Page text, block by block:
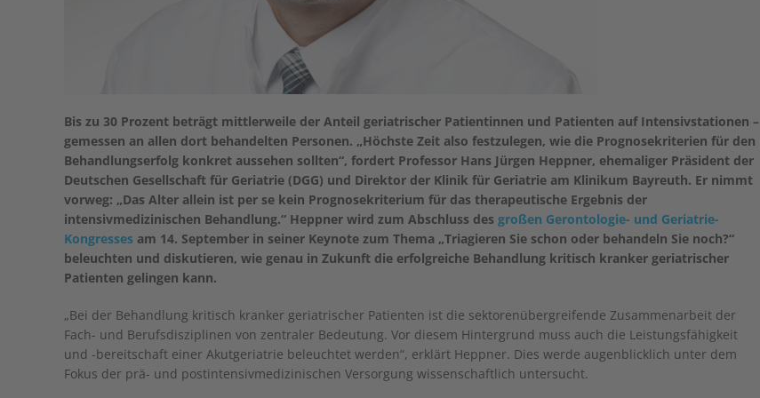
Bis zu 30 Prozent beträgt mittlerweile der Anteil geriatrischer Patientinnen und Patienten auf Intensivstationen –
gemessen an allen dort behandelten Personen. „Höchste Zeit also festzulegen, wie die Prognosekriterien für den
Behandlungserfolg konkret aussehen sollten“, fordert Professor Hans Jürgen Heppner, ehemaliger Präsident der
Deutschen Gesellschaft für Geriatrie (DGG) und Direktor der Klinik für Geriatrie am Klinikum Bayreuth. Er nimmt
vorweg: „Das Alter allein ist per se kein Prognosekriterium für das therapeutische Ergebnis der
intensivmedizinischen Behandlung.“ Heppner wird zum Abschluss des großen Gerontologie- und Geriatrie-
Kongresses am 14. September in seiner Keynote zum Thema „Triagieren Sie schon oder behandeln Sie noch?“
beleuchten und diskutieren, wie genau in Zukunft die erfolgreiche Behandlung kritisch kranker geriatrischer
Patienten gelingen kann.
„Bei der Behandlung kritisch kranker geriatrischer Patienten ist die sektorenübergreifende Zusammenarbeit der
Fach- und Berufsdisziplinen von zentraler Bedeutung. Vor diesem Hintergrund muss auch die Leistungsfähigkeit
und -bereitschaft einer Akutgeriatrie beleuchtet werden“, erklärt Heppner. Dies werde augenblicklich unter dem
Fokus der prä- und postintensivmedizinischen Versorgung wissenschaftlich untersucht.